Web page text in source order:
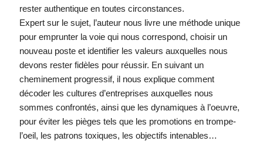
rester authentique en toutes circonstances.
Expert sur le sujet, l’auteur nous livre une méthode unique
pour emprunter la voie qui nous correspond, choisir un
nouveau poste et identifier les valeurs auxquelles nous
devons rester fidèles pour réussir. En suivant un
cheminement progressif, il nous explique comment
décoder les cultures d’entreprises auxquelles nous
sommes confrontés, ainsi que les dynamiques à l’oeuvre,
pour éviter les pièges tels que les promotions en trompe-
l’oeil, les patrons toxiques, les objectifs intenables…